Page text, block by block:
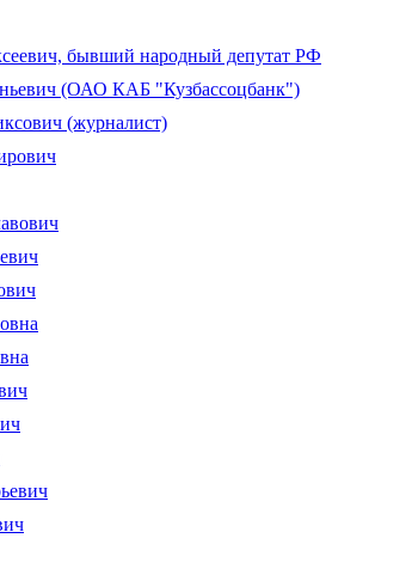
бывший народный депутат РФ
(ОАО КАБ "Кузбассоцбанк")
(журналист)